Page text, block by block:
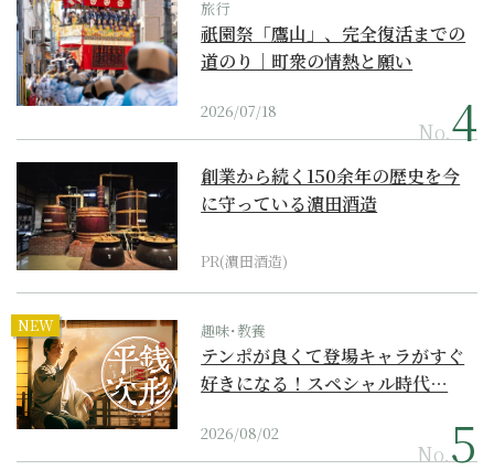
旅行
祇園祭「鷹山」、完全復活までの
道のり｜町衆の情熱と願い
2026/07/18
No.
創業から続く150余年の歴史を今
に守っている濵田酒造
PR(濵田酒造)
NEW 趣味･教養
テンポが良くて登場キャラがすぐ
好きになる！スペシャル時代…
2026/08/02
No.